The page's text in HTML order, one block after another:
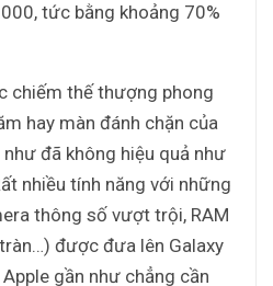
tức bằng khoảng 70%
chiếm thế thượng phong
hay màn đánh chặn của
đã không hiệu quả như
nhiều tính năng với những
thông số vượt trội, RAM
được đưa lên Galaxy
gần như chẳng cần